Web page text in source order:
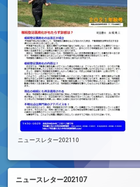
ニュースレター202110
ニュースレター202107